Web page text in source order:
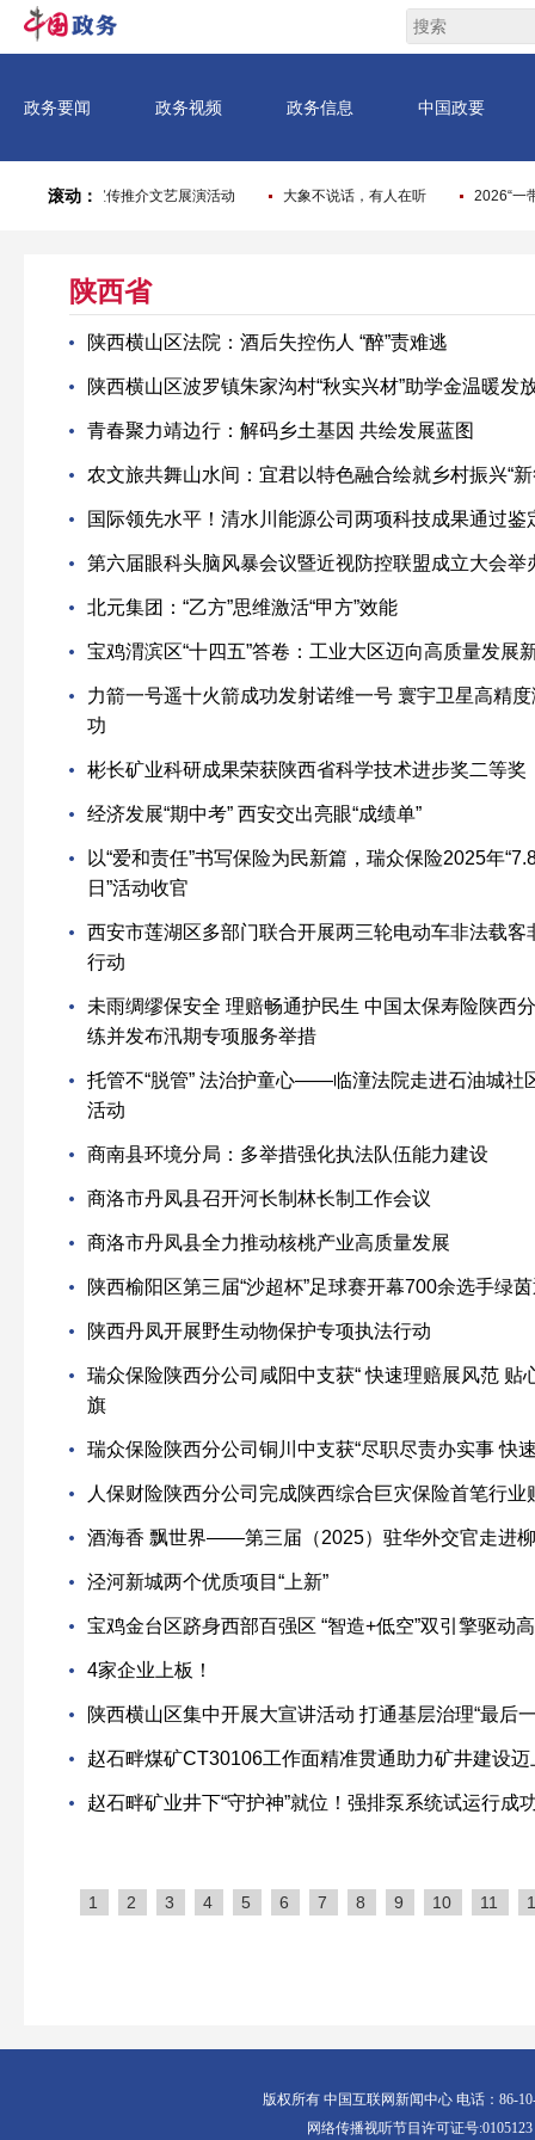
陕西省
陕西横山区法院：酒后失控伤人 “醉”责难逃
陕西横山区波罗镇朱家沟村“秋实兴材”助学金温暖发
青春聚力靖边行：解码乡土基因 共绘发展蓝图
农文旅共舞山水间：宜君以特色融合绘就乡村振兴“新
国际领先水平！清水川能源公司两项科技成果通过鉴
第六届眼科头脑风暴会议暨近视防控联盟成立大会举
北元集团：“乙方”思维激活“甲方”效能
宝鸡渭滨区“十四五”答卷：工业大区迈向高质量发展
力箭一号遥十火箭成功发射诺维一号 寰宇卫星高精
功
彬长矿业科研成果荣获陕西省科学技术进步奖二等奖
经济发展“期中考” 西安交出亮眼“成绩单”
以“爱和责任”书写保险为民新篇，瑞众保险2025年
日”活动收官
西安市莲湖区多部门联合开展两三轮电动车非法载客
行动
未雨绸缪保安全 理赔畅通护民生 中国太保寿险陕西
练并发布汛期专项服务举措
托管不“脱管” 法治护童心——临潼法院走进石油城社
活动
商南县环境分局：多举措强化执法队伍能力建设
商洛市丹凤县召开河长制林长制工作会议
商洛市丹凤县全力推动核桃产业高质量发展
陕西榆阳区第三届“沙超杯”足球赛开幕700余选手绿
陕西丹凤开展野生动物保护专项执法行动
瑞众保险陕西分公司咸阳中支获“ 快速理赔展风范 贴
旗
瑞众保险陕西分公司铜川中支获“尽职尽责办实事 快
人保财险陕西分公司完成陕西综合巨灾保险首笔行业
酒海香 飘世界——第三届（2025）驻华外交官走进
泾河新城两个优质项目“上新”
宝鸡金台区跻身西部百强区 “智造+低空”双引擎驱动
4家企业上板！
陕西横山区集中开展大宣讲活动 打通基层治理“最后
赵石畔煤矿CT30106工作面精准贯通助力矿井建设
赵石畔矿业井下“守护神”就位！强排泵系统试运行成
1 2 3 4 5 6 7 8 9 10 11